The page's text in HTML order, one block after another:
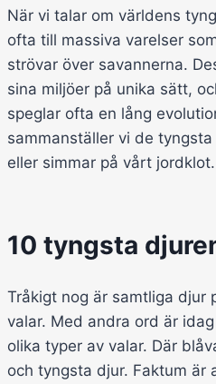
När vi talar om världens
ofta till massiva varelser
strövar över savannerna.
sina miljöer på unika sätt,
speglar ofta en lång
sammanställer vi de
eller simmar på vårt jordklot.
10 tyngsta
Tråkigt nog är samtliga djur
valar. Med andra ord är
olika typer av valar. Där
och tyngsta djur. Faktum är